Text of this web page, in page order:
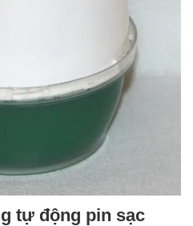
tự động pin sạc